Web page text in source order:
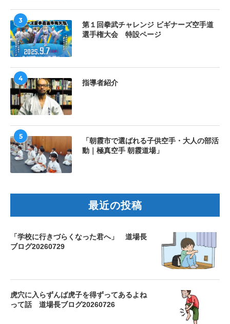
3
第１回拳武チャレンジ ビギナーズ空手道
選手権大会 特設ページ
4
指導者紹介
5
「朝霞市で選ばれる子供空手・大人の部活
動｜極真空手 朝霞道場」
最近の投稿
「学校に行きづらくなった君へ」 道場長
ブログ20260729
虎穴に入らずんば虎子を得ずってあるよね
って話 道場長ブログ20260726